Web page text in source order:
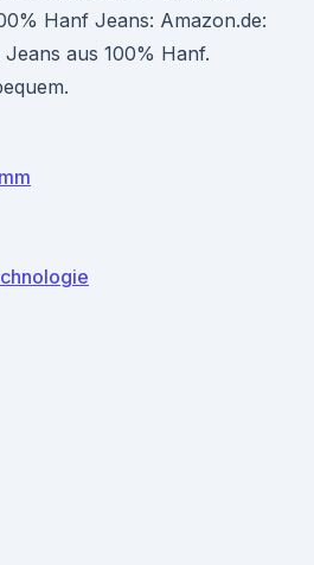
Hanf Jeans: Amazon.de:
aus 100% Hanf.